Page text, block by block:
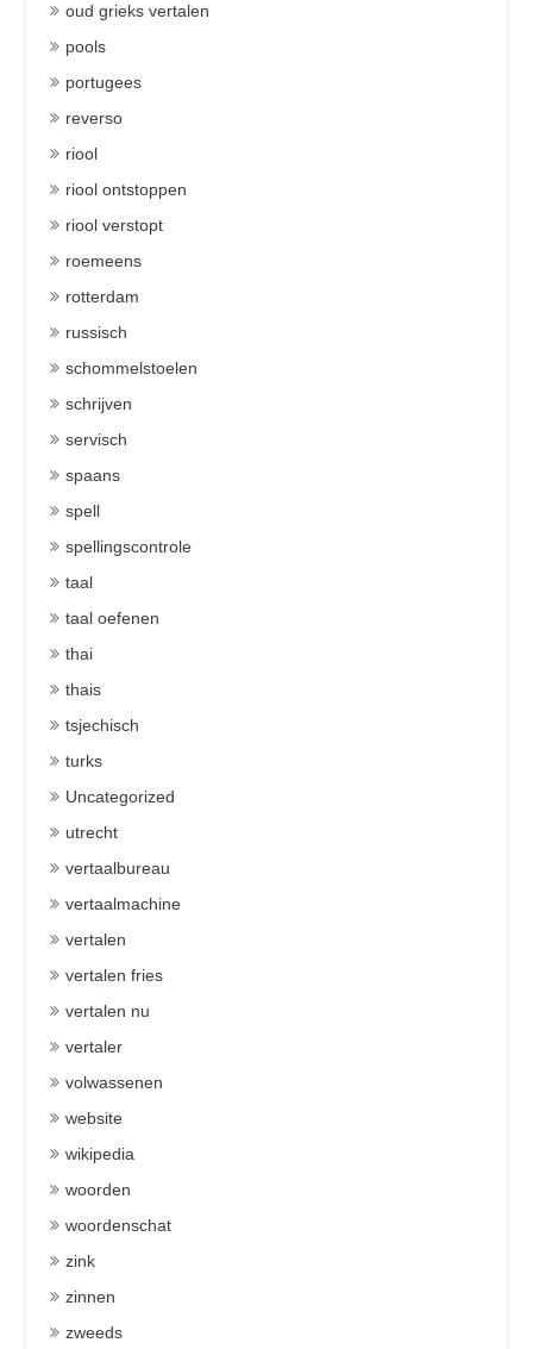
oud grieks vertalen
pools
portugees
reverso
riool
riool ontstoppen
riool verstopt
roemeens
rotterdam
russisch
schommelstoelen
schrijven
servisch
spaans
spell
spellingscontrole
taal
taal oefenen
thai
thais
tsjechisch
turks
Uncategorized
utrecht
vertaalbureau
vertaalmachine
vertalen
vertalen fries
vertalen nu
vertaler
volwassenen
website
wikipedia
woorden
woordenschat
zink
zinnen
zweeds